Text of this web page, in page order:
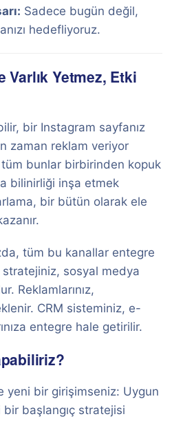
Sadece bugün değil,
hedefliyoruz.
Varlık Yetmez, Etki
bir Instagram sayfanız
zaman reklam veriyor
bunlar birbirinden kopuk
bilinirliği inşa etmek
bir bütün olarak ele
tüm bu kanallar entegre
stratejiniz, sosyal medya
Reklamlarınız,
CRM sisteminiz, e-
entegre hale getirilir.
yeni bir girişimseniz: Uygun
başlangıç stratejisi